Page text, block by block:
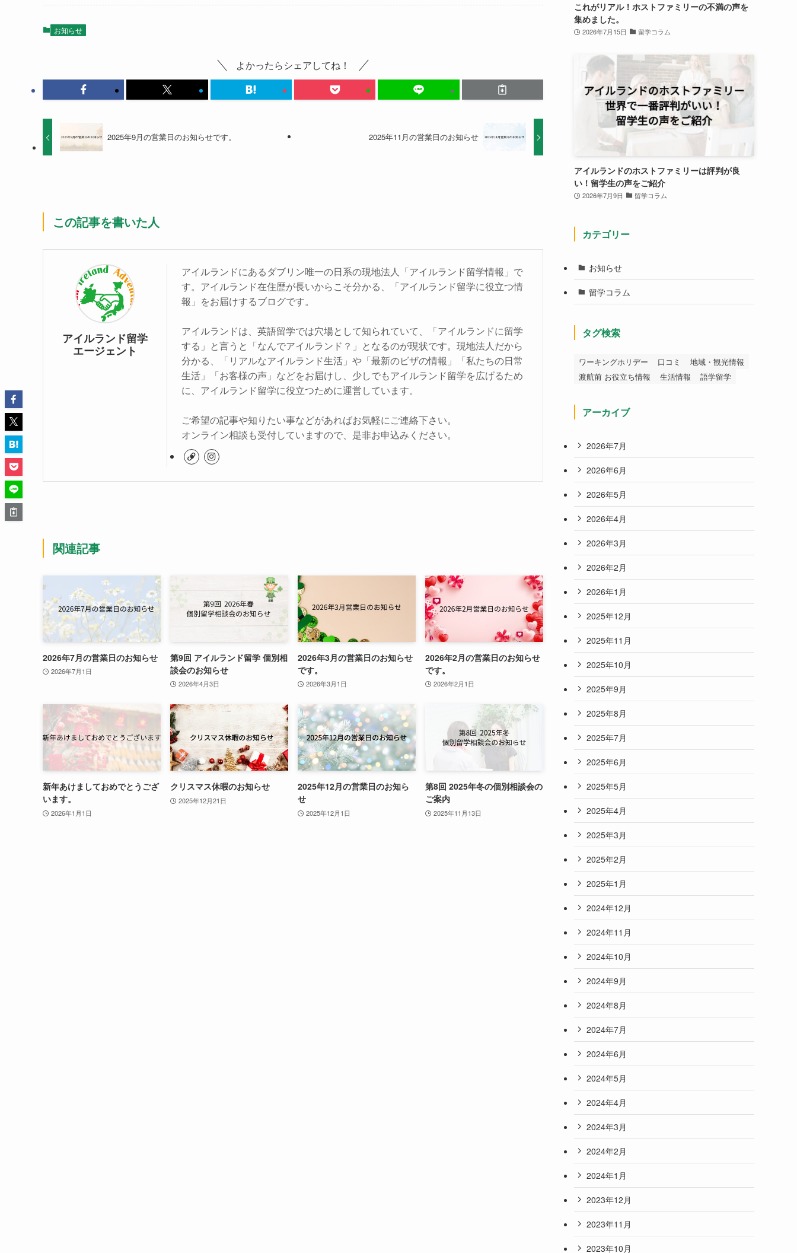
お知らせ
よかったらシェアしてね！
2025年9月の営業日のお知らせです。 2025年11月の営業日のお知らせ
この記事を書いた人
アイルランド留学
エージェント
アイルランドにあるダブリン唯一の日系の現地法人「アイルランド留学情報」で
す。アイルランド在住歴が長いからこそ分かる、「アイルランド留学に役立つ情
報」をお届けするブログです。
アイルランドは、英語留学では穴場として知られていて、「アイルランドに留学
する」と言うと「なんでアイルランド？」となるのが現状です。現地法人だから
分かる、「リアルなアイルランド生活」や「最新のビザの情報」「私たちの日常
生活」「お客様の声」などをお届けし、少しでもアイルランド留学を広げるため
に、アイルランド留学に役立つために運営しています。
ご希望の記事や知りたい事などがあればお気軽にご連絡下さい。
オンライン相談も受付していますので、是非お申込みください。
関連記事
2026年7月の営業日のお知らせ
2026年7月1日
第9回 アイルランド留学 個別相
談会のお知らせ
2026年4月3日
2026年3月の営業日のお知らせ
です。
2026年3月1日
2026年2月の営業日のお知らせ
です。
2026年2月1日
新年あけましておめでとうござ
います。
2026年1月1日
クリスマス休暇のお知らせ
2025年12月21日
2025年12月の営業日のお知ら
せ
2025年12月1日
第8回 2025年冬の個別相談会の
ご案内
2025年11月13日
これがリアル！ホストファミリーの不満の声を
集めました。
2026年7月15日 留学コラム
アイルランドのホストファミリーは評判が良
い！留学生の声をご紹介
2026年7月9日 留学コラム
カテゴリー
お知らせ
留学コラム
タグ検索
ワーキングホリデー 口コミ
地域・観光情報
渡航前 お役立ち情報
生活情報 語学留学
アーカイブ
2026年7月
2026年6月
2026年5月
2026年4月
2026年3月
2026年2月
2026年1月
2025年12月
2025年11月
2025年10月
2025年9月
2025年8月
2025年7月
2025年6月
2025年5月
2025年4月
2025年3月
2025年2月
2025年1月
2024年12月
2024年11月
2024年10月
2024年9月
2024年8月
2024年7月
2024年6月
2024年5月
2024年4月
2024年3月
2024年2月
2024年1月
2023年12月
2023年11月
2023年10月